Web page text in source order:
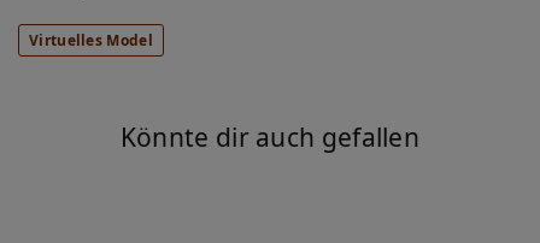
Virtuelles Model
Könnte dir auch gefallen